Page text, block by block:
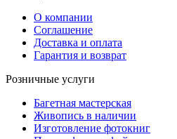
О компании
Соглашение
Доставка и оплата
Гарантия и возврат
Розничные услуги
Багетная мастерская
Живопись в наличии
Изготовление фотокниг